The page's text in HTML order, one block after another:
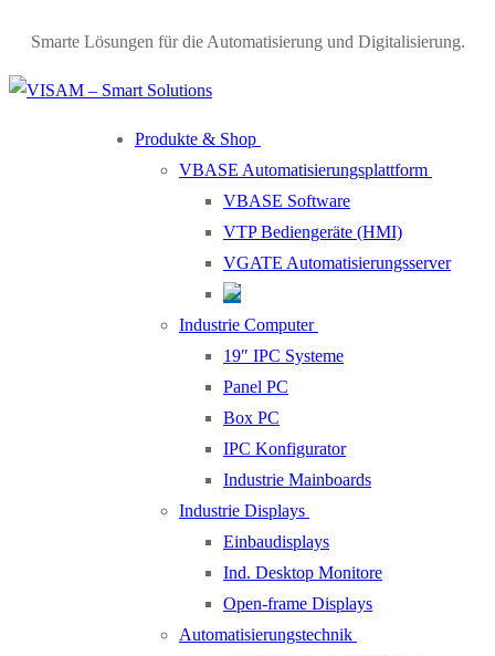
Smarte Lösungen für die Automatisierung und Digitalisierung.
Produkte & Shop
VBASE Automatisierungsplattform
VBASE Software
VTP Bediengeräte (HMI)
VGATE Automatisierungsserver
Industrie Computer
19″ IPC Systeme
Panel PC
Box PC
IPC Konfigurator
Industrie Mainboards
Industrie Displays
Einbaudisplays
Ind. Desktop Monitore
Open-frame Displays
Automatisierungstechnik